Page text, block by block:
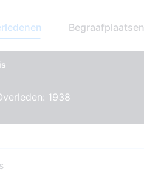
Begraafplaatsen
1938